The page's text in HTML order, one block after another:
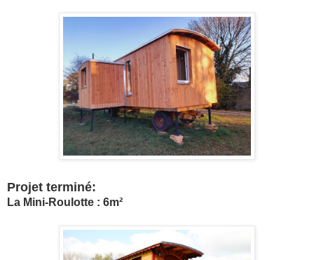
Projet terminé:
La Mini-Roulotte : 6m²